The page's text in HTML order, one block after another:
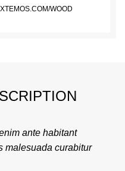
XTEMOS.COM/WOOD
ante habitant
malesuada curabitur